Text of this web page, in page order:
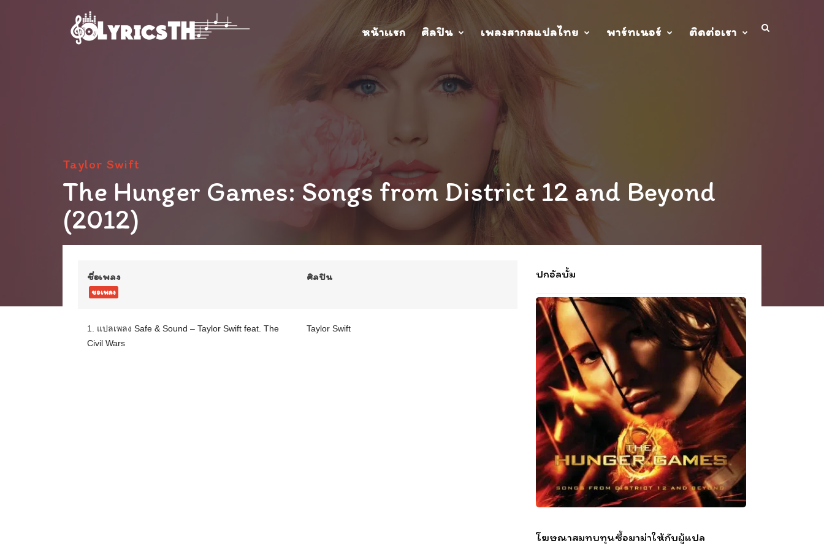
หน้าเเรก ศิลปิน เพลงสากลแปลไทย พาร์ทเนอร์ ติดต่อเรา
Taylor Swift
The Hunger Games: Songs from District 12 and Beyond
(2012)
ชื่อเพลง
ขอเพลง
ศิลปิน
1. แปลเพลง Safe & Sound – Taylor Swift feat. The
Civil Wars
Taylor Swift
ปกอัลบั้ม
โฆษณาสมทบทุนซื้อมาม่าให้กับผู้แปล